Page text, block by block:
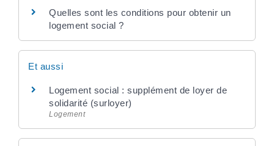
Quelles sont les conditions pour obtenir un
logement social ?
Et aussi
Logement social : supplément de loyer de
solidarité (surloyer)
Logement